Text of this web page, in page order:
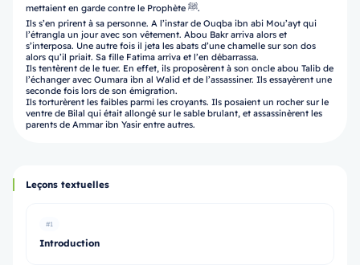
mettaient en garde contre le Prophète ﷺ.
Ils s’en prirent à sa personne. A l’instar de Ouqba ibn abi Mou’ayt qui
l’étrangla un jour avec son vêtement. Abou Bakr arriva alors et
s’interposa. Une autre fois il jeta les abats d’une chamelle sur son dos
alors qu’il priait. Sa fille Fatima arriva et l’en débarrassa.
Ils tentèrent de le tuer. En effet, ils proposèrent à son oncle abou Talib de
l’échanger avec Oumara ibn al Walid et de l’assassiner. Ils essayèrent une
seconde fois lors de son émigration.
Ils torturèrent les faibles parmi les croyants. Ils posaient un rocher sur le
ventre de Bilal qui était allongé sur le sable brulant, et assassinèrent les
parents de Ammar ibn Yasir entre autres.
Leçons textuelles
#1
Introduction